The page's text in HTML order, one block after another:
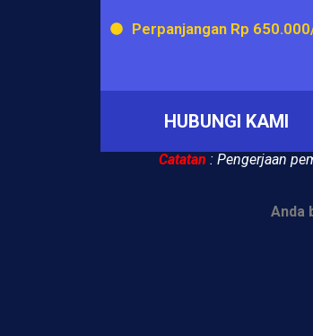
Perpanjangan Rp
HUBUNGI KAMI
Catatan : Pengerjaan
Anda